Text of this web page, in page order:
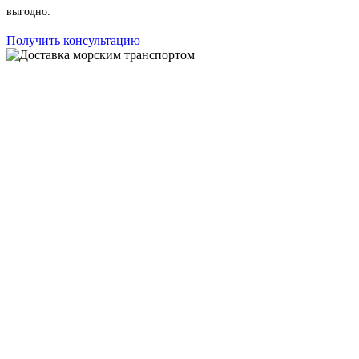
выгодно.
Получить консультацию